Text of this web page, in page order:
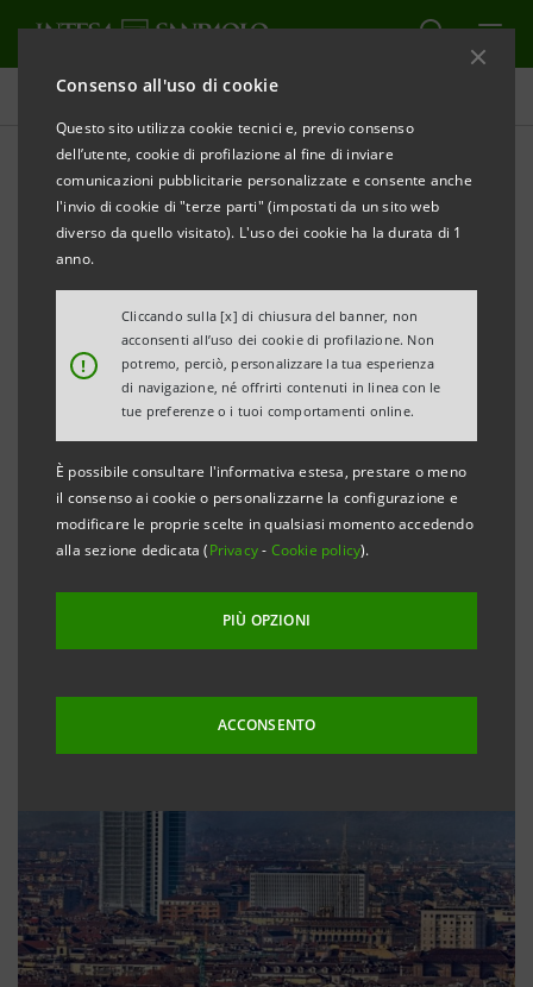
Consenso all'uso di cookie
Questo sito utilizza cookie tecnici e, previo consenso
dell’utente, cookie di profilazione al fine di inviare
comunicazioni pubblicitarie personalizzate e consente anche
l'invio di cookie di "terze parti" (impostati da un sito web
diverso da quello visitato). L'uso dei cookie ha la durata di 1
anno.
!
Cliccando sulla [x] di chiusura del banner, non
acconsenti all’uso dei cookie di profilazione. Non
potremo, perciò, personalizzare la tua esperienza
di navigazione, né offrirti contenuti in linea con le
tue preferenze o i tuoi comportamenti online.
È possibile consultare l'informativa estesa, prestare o meno
il consenso ai cookie o personalizzarne la configurazione e
modificare le proprie scelte in qualsiasi momento accedendo
alla sezione dedicata (Privacy- Cookie policy).
PIÙ OPZIONI
ACCONSENTO
Tutti gli eventi sostenuti dalla banca
ECONOMIA
31° Congresso ASSIOM
FOREX: IA e Economia